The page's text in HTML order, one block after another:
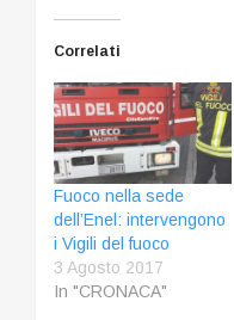
Correlati
Fuoco nella sede
dell’Enel: intervengono
i Vigili del fuoco
3 Agosto 2017
In "CRONACA"